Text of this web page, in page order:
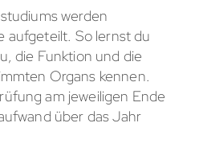
werden
aufgeteilt. So lernst du
die Funktion und die
Organs kennen.
am jeweiligen Ende
über das Jahr